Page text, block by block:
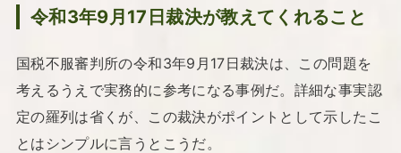
令和3年9月17日裁決が教えてくれること
国税不服審判所の令和3年9月17日裁決は、この問題を
考えるうえで実務的に参考になる事例だ。詳細な事実認
定の羅列は省くが、この裁決がポイントとして示したこ
とはシンプルに言うとこうだ。